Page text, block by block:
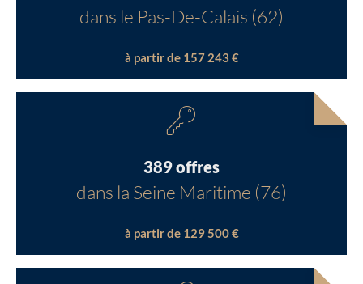
dans le Pas-De-Calais (62)
à partir de 157 243 €
389 offres
dans la Seine Maritime (76)
à partir de 129 500 €